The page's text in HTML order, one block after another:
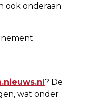
ook onderaan
? De
wat onder